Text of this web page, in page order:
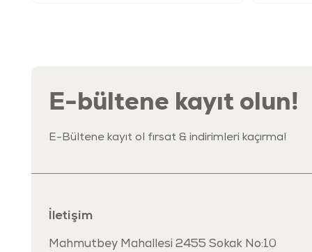
E-bültene kayıt olun!
E-Bültene kayıt ol fırsat & indirimleri kaçırma!
İletişim
Mahmutbey Mahallesi 2455 Sokak No:10